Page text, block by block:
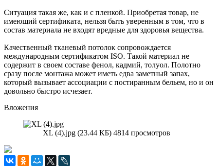
Ситуация такая же, как и с пленкой. Приобретая товар, не
имеющий сертификата, нельзя быть уверенным в том, что в
состав материала не входят вредные для здоровья вещества.
Качественный тканевый потолок сопровождается
международным сертификатом ISO. Такой материал не
содержит в своем составе фенол, кадмий, толуол. Полотно
сразу после монтажа может иметь едва заметный запах,
который вызывает ассоциации с постиранным бельем, но и он
довольно быстро исчезает.
Вложения
XL (4).jpg (23.44 КБ) 4814 просмотров